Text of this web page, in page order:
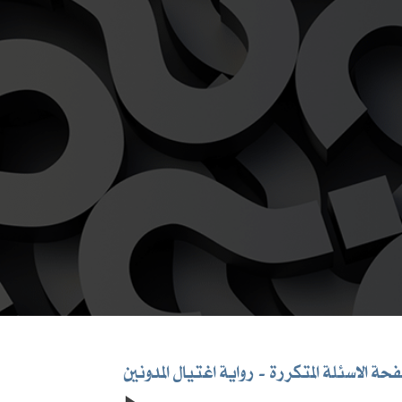
رواية اغتيال المدونين الاسئلة المتكررة